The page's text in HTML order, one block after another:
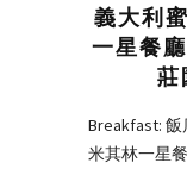
義大利
一星餐廳
Breakfast: 飯
米其林一星